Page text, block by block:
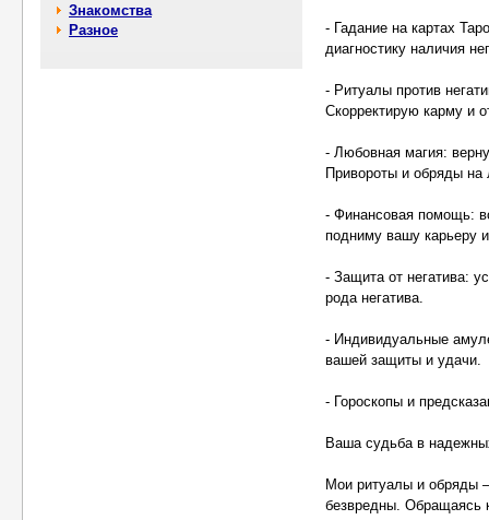
Знакомства
Разное
- Гадание на картах
диагностику наличия
- Ритуалы против
Скорректирую карму и
- Любовная магия:
Привороты и обряды на
- Финансовая помощь:
подниму вашу карьеру
- Защита от негатива:
рода негатива.
- Индивидуальные
вашей защиты и удачи.
- Гороскопы и
Ваша судьба в
Мои ритуалы и обряды
безвредны. Обращаясь